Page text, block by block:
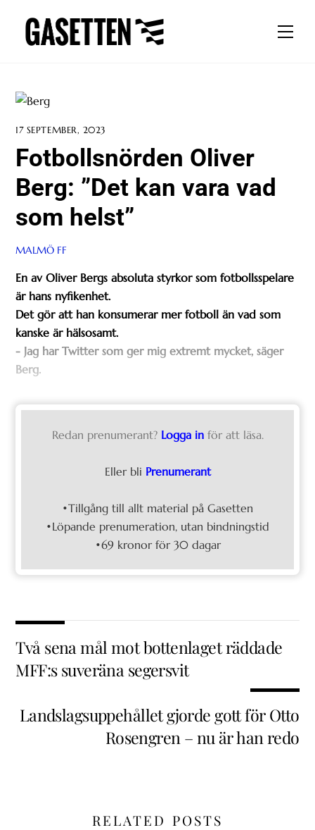
content
17 SEPTEMBER, 2023
Fotbollsnörden Oliver
Berg: ”Det kan vara vad
som helst”
MALMÖ FF
En av Oliver Bergs absoluta styrkor som fotbollsspelare
är hans nyfikenhet.
Det gör att han konsumerar mer fotboll än vad som
kanske är hälsosamt.
- Jag har Twitter som ger mig extremt mycket, säger
Berg.
Redan prenumerant? Logga in för att läsa.
Eller bli Prenumerant
•Tillgång till allt material på Gasetten
•Löpande prenumeration, utan bindningstid
•69 kronor för 30 dagar
Två sena mål mot bottenlaget räddade
MFF:s suveräna segersvit
Landslagsuppehållet gjorde gott för Otto
Rosengren – nu är han redo
RELATED POSTS